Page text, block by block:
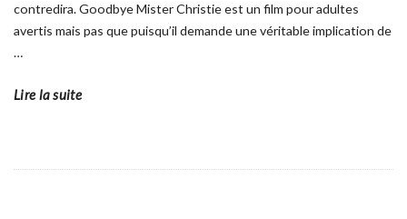
contredira. Goodbye Mister Christie est un film pour adultes
avertis mais pas que puisqu’il demande une véritable implication de
…
Lire la suite